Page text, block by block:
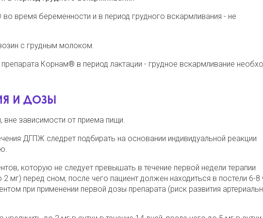
время беременности и в период грудного вскармливания - не
с грудным молоком.
Корнам® в период лактации - грудное вскармливание
И ДОЗЫ
вне зависимости от приема пищи.
ДГПЖ следрет подбирать на основании индивидуальной реакции
которую не следует превышать в течение первой недели терапии
2 мг) перед сном, после чего пациент должен находиться в постели 6-8
при применении первой дозы препарата (риск развития